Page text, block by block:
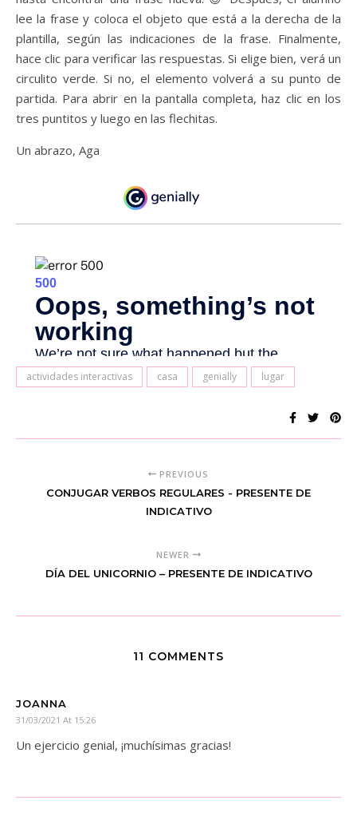
lee la frase y coloca el objeto que está a la derecha de la
plantilla, según las indicaciones de la frase. Finalmente,
hace clic para verificar las respuestas. Si elige bien, verá un
circulito verde. Si no, el elemento volverá a su punto de
partida. Para abrir en la pantalla completa, haz clic en los
tres puntitos y luego en las flechitas.
Un abrazo, Aga
actividades interactivas casa genially lugar
PREVIOUS
CONJUGAR VERBOS REGULARES - PRESENTE DE
INDICATIVO
NEWER
DÍA DEL UNICORNIO – PRESENTE DE INDICATIVO
11 COMMENTS
JOANNA
31/03/2021 At 15:26
Un ejercicio genial, ¡muchísimas gracias!